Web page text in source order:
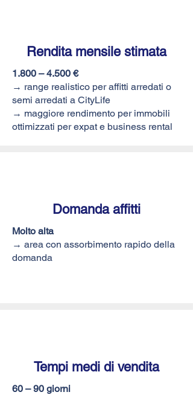
Rendita mensile stimata
1.800 – 4.500 €
→ range realistico per affitti arredati o
semi arredati a CityLife
→ maggiore rendimento per immobili
ottimizzati per expat e business rental
Domanda affitti
Molto alta
→ area con assorbimento rapido della
domanda
Tempi medi di vendita
60 – 90 giorni